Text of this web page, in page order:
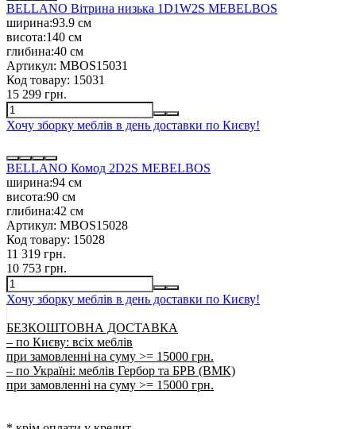
BELLANO Вітрина низька 1D1W2S MEBELBOS
ширина:93.9 см
висота:140 см
глибина:40 см
Артикул: MBOS15031
Код товару: 15031
15 299 грн.
Хочу зборку меблів в день доставки по Києву!
BELLANO Комод 2D2S MEBELBOS
ширина:94 см
висота:90 см
глибина:42 см
Артикул: MBOS15028
Код товару: 15028
11 319 грн.
10 753 грн.
Хочу зборку меблів в день доставки по Києву!
БЕЗКОШТОВНА ДОСТАВКА
– по Києву: всіх меблів
при замовленні на суму >= 15000 грн.
– по Україні: меблів Гербор та БРВ (ВМК)
при замовленні на суму >= 15000 грн.